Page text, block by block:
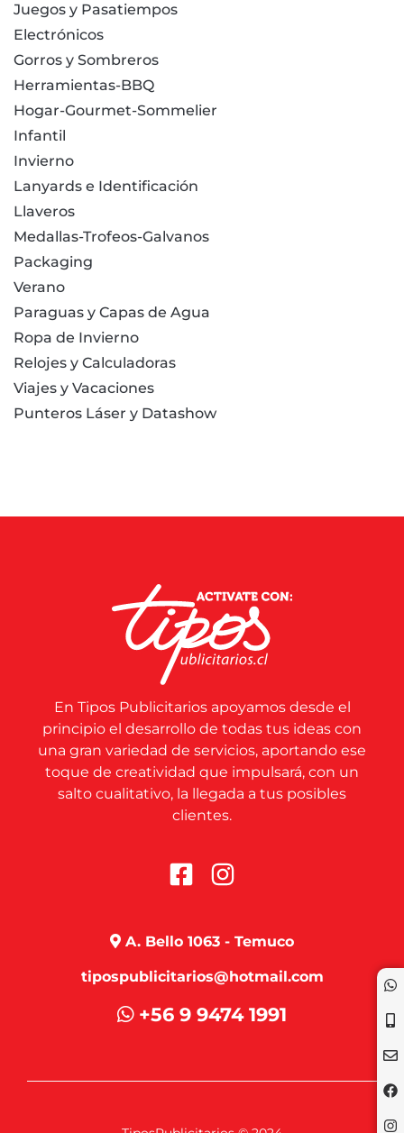
Juegos y Pasatiempos
Electrónicos
Gorros y Sombreros
Herramientas-BBQ
Hogar-Gourmet-Sommelier
Infantil
Invierno
Lanyards e Identificación
Llaveros
Medallas-Trofeos-Galvanos
Packaging
Verano
Paraguas y Capas de Agua
Ropa de Invierno
Relojes y Calculadoras
Viajes y Vacaciones
Punteros Láser y Datashow
En Tipos Publicitarios apoyamos desde el
principio el desarrollo de todas tus ideas con
una gran variedad de servicios, aportando ese
toque de creatividad que impulsará, con un
salto cualitativo, la llegada a tus posibles
clientes.
A. Bello 1063 - Temuco
tipospublicitarios@hotmail.com
+56 9 9474 1991